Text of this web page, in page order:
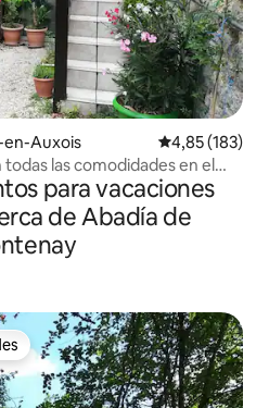
Auxois Calificación
4,85 (183)
las comodidades en el
para vacaciones
de Abadía de
más destacados